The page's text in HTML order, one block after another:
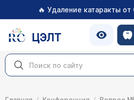
🔥 Удаление катаракты от
ЦЭЛТ